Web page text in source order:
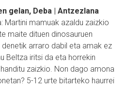
gelan, Deba | Antzezlana
Martini mamuak azaldu zaizkio
maite dituen dinosauruen
arraro dabil eta amak ez
Beltza iritsi da eta horrekin
zaizkio. Non dago amona
5-12 urte bitarteko haurrei